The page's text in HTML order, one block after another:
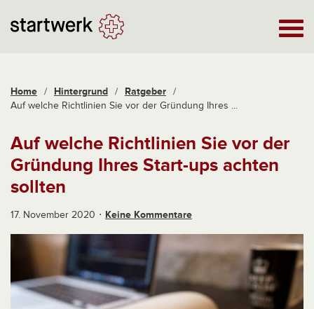
Home / Hintergrund / Ratgeber /
Auf welche Richtlinien Sie vor der Gründung Ihres ...
Auf welche Richtlinien Sie vor der
Gründung Ihres Start-ups achten
sollten
17. November 2020 Keine Kommentare